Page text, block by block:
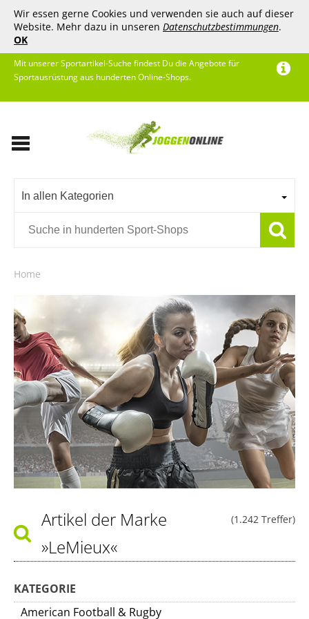
Wir essen gerne Cookies und verwenden sie auch auf dieser
Website. Mehr dazu in unseren Datenschutzbestimmungen.
OK
Mit unserer Sportartikel-Suche findest Du die Angebote für
Sportausrüstung aus hunderten Online-Shops.
In allen Kategorien
Home
(1.242 Treffer)
Artikel der Marke
»LeMieux«
KATEGORIE
American Football & Rugby